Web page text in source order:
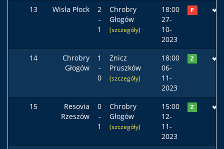
13 Wisła Płock
2
-
1
Chrobry
Głogów
(szczegóły)
18:00
27-
10-
2023
P
14
Chrobry
Głogów
1
-
0
Znicz
Pruszków
(szczegóły)
18:00
06-
11-
2023
Z
15
Resovia
Rzeszów
0
-
1
Chrobry
Głogów
(szczegóły)
15:00
12-
11-
2023
Z